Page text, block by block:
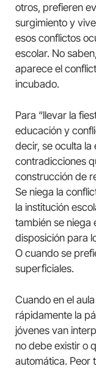
otros, prefieren
surgimiento y
esos conflictos
escolar. No
aparece el
incubado.
Para “llevar la
educación y
decir, se oculta
contradicciones
construcción de
Se niega la
la institución
también se niega
disposición para
O cuando se
superficiales.
Cuando en el
rápidamente la
jóvenes van
no debe existir o
automática. Peor